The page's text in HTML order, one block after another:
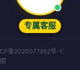
备2020077852号-1
专属客服